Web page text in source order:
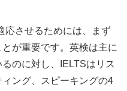
応させるためには、まず
が重要です。英検は主に
のに対し、IELTSはリス
ング、スピーキングの4